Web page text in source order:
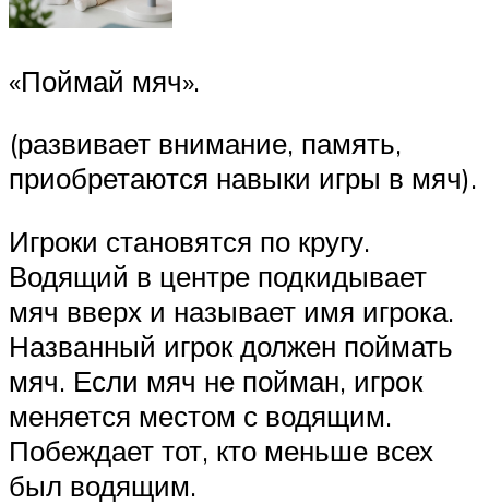
«Поймай мяч».
(развивает внимание, память,
приобретаются навыки игры в мяч).
Игроки становятся по кругу.
Водящий в центре подкидывает
мяч вверх и называет имя игрока.
Названный игрок должен поймать
мяч. Если мяч не пойман, игрок
меняется местом с водящим.
Побеждает тот, кто меньше всех
был водящим.